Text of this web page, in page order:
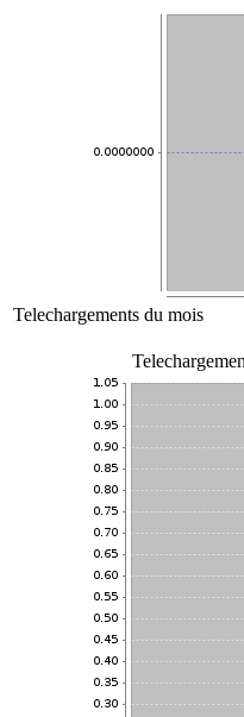
Telechargements du mois